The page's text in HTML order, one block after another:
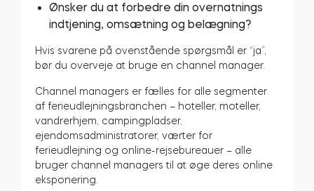
Ønsker du at forbedre din overnatnings
indtjening, omsætning og belægning?
Hvis svarene på ovenstående spørgsmål er “ja”,
bør du overveje at bruge en channel manager.
Channel managers er fælles for alle segmenter
af ferieudlejningsbranchen – hoteller, moteller,
vandrerhjem, campingpladser,
ejendomsadministratorer, værter for
ferieudlejning og online-rejsebureauer – alle
bruger channel managers til at øge deres online
eksponering.